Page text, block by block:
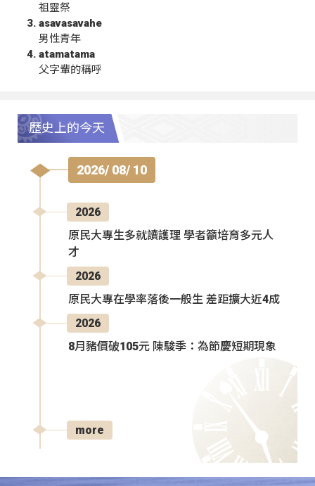
祖靈祭
asavasavahe
男性青年
atamatama
父字輩的稱呼
歷史上的今天
2026/ 08/ 10
2026
原民大專生多就讀護理 學者籲培育多元人
才
2026
原民大專在學率落後一般生 差距擴大近4成
2026
8月豬價破105元 陳駿季：為節慶短期現象
more